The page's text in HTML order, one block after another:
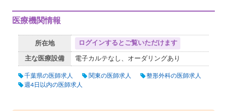
医療機関情報
所在地 ログインするとご覧いただけます
主な医療設備 電子カルテなし、オーダリングあり
千葉県の医師求人 関東の医師求人
整形外科の医師求人
週4日以内の医師求人